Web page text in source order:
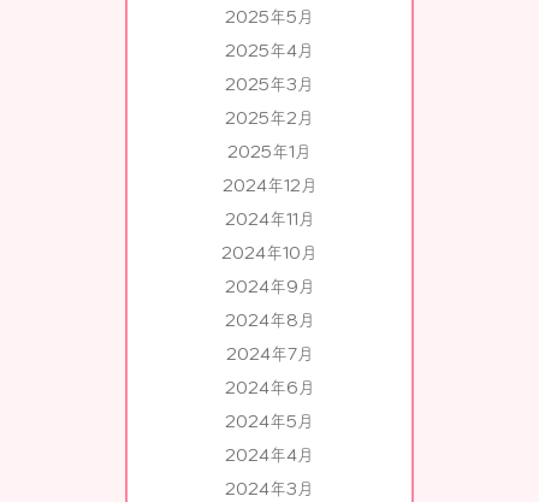
2025年5月
2025年4月
2025年3月
2025年2月
2025年1月
2024年12月
2024年11月
2024年10月
2024年9月
2024年8月
2024年7月
2024年6月
2024年5月
2024年4月
2024年3月